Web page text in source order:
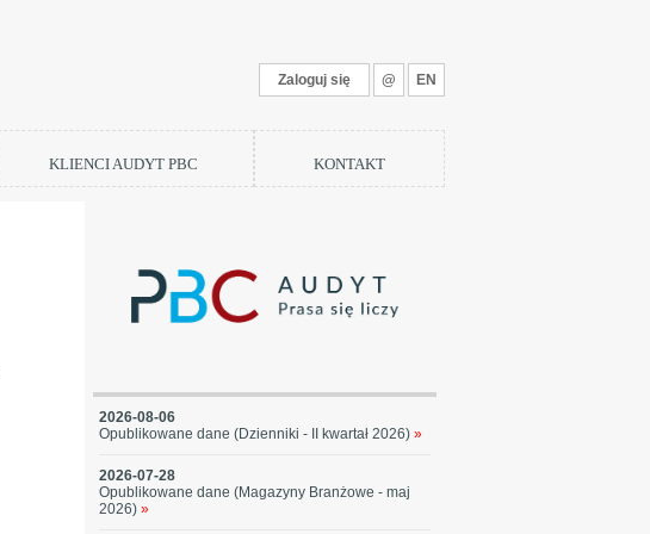
Zaloguj się @ EN
KLIENCI AUDYT PBC KONTAKT
2026-08-06
Opublikowane dane (Dzienniki - II kwartał 2026) »
2026-07-28
Opublikowane dane (Magazyny Branżowe - maj
2026) »